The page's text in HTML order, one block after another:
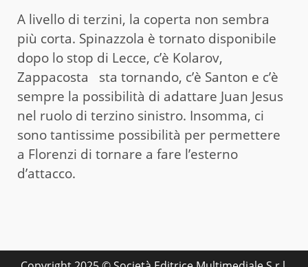
A livello di terzini, la coperta non sembra
più corta. Spinazzola è tornato disponibile
dopo lo stop di Lecce, c’è Kolarov,
Zappacosta sta tornando, c’è Santon e c’è
sempre la possibilità di adattare Juan Jesus
nel ruolo di terzino sinistro. Insomma, ci
sono tantissime possibilità per permettere
a Florenzi di tornare a fare l’esterno
d’attacco.